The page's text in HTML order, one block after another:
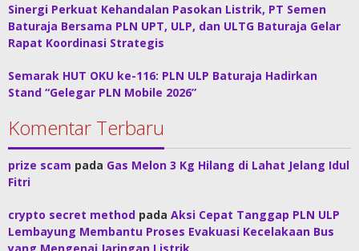
Sinergi Perkuat Kehandalan Pasokan Listrik, PT Semen
Baturaja Bersama PLN UPT, ULP, dan ULTG Baturaja Gelar
Rapat Koordinasi Strategis
Semarak HUT OKU ke-116: PLN ULP Baturaja Hadirkan
Stand “Gelegar PLN Mobile 2026”
Komentar Terbaru
prize scam pada Gas Melon 3 Kg Hilang di Lahat Jelang Idul
Fitri
crypto secret method pada Aksi Cepat Tanggap PLN ULP
Lembayung Membantu Proses Evakuasi Kecelakaan Bus